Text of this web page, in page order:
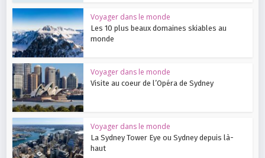
Voyager dans le monde
Les 10 plus beaux domaines skiables au
monde
Voyager dans le monde
Visite au coeur de l’Opéra de Sydney
Voyager dans le monde
La Sydney Tower Eye ou Sydney depuis là-
haut